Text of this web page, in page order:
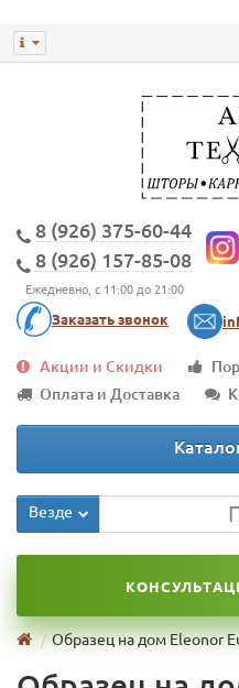
8 (926) 375-60-44
8 (926) 157-85-08
Ежедневно, с 11:00 до 21:00
Заказать звонок
Акции и Скидки
Оплата и Доставка
Везде
Образец на дом Eleonor